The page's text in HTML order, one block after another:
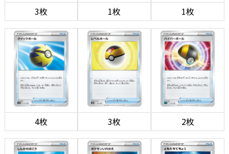
3枚 1枚 1枚
4枚 3枚 2枚